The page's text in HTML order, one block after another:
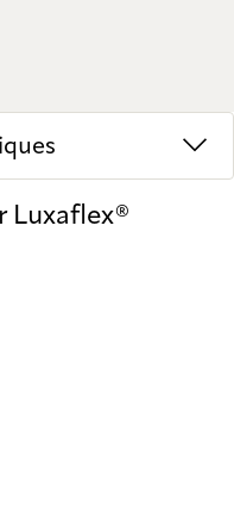
Luxaflex®